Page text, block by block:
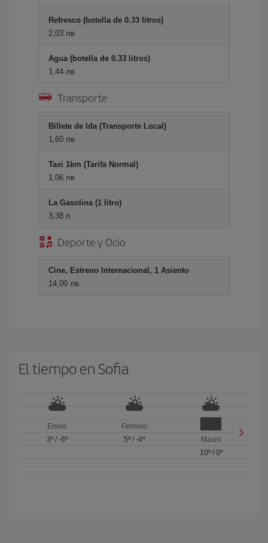
Refresco (botella de 0.33 litros)
2,03 лв
Agua (botella de 0.33 litros)
1,44 лв
Transporte
Billete de Ida (Transporte Local)
1,60 лв
Taxi 1km (Tarifa Normal)
1,06 лв
La Gasolina (1 litro)
3,38 л
Deporte y Ocio
Cine, Estreno Internacional, 1 Asiento
14,00 лв
El tiempo en Sofia
Enero
3º/ -6º
Febrero
5º/ -4º
Marzo
10º/ 0º